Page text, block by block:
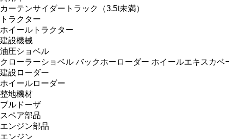
カーテンサイダートラック（3.5t未満）
トラクター
ホイールトラクター
建設機械
油圧ショベル
クローラーショベル バックホーローダー ホイールエキスカベ
建設ローダー
ホイールローダー
整地機材
ブルドーザ
スペア部品
エンジン部品
エンジン